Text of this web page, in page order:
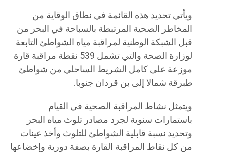
ويأتي تحديد هذه القائمة في نطاق الوقاية من
المخاطر الصحية المرتبطة بالسباحة في البحر من
قبل الشبكة الوطنية لمراقبة مياه الشواطئ التابعة
لوزارة الصحة والتي تشمل 539 نقطة مراقبة قارة
موزعة على كامل الشريط الساحلي من شواطئ
طبرقة شمالا إلى بن قردان جنوبا.
ويتمثل نشاط المراقبة الصحية في القيام
باستمارات سنوية لجرد مصادر تلوث مياه البحر
وتحديد نسبة قابلية الشواطئ للتلوث وأخذ عينات
من كل نقاط المراقبة القارة بصفة دورية وإخضاعها